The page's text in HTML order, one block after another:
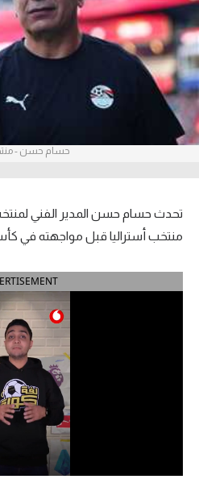
آراء حرة
ركن الألعاب
بطولات
الدوري الإنجليزي الممتاز
الدوري الإسباني
الدوري السعودي للمحترفين
حسام حسن -
تحدث حسام حسن المدير الفني
منتخب أستراليا قبل مواجهته في